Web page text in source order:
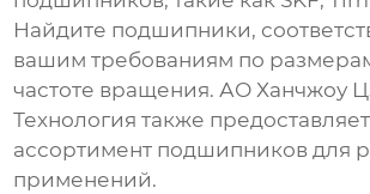
Найдите подшипники,
вашим требованиям по
частоте вращения.АО Ханчжоу
Технология также
ассортимент подшипников для
применений.